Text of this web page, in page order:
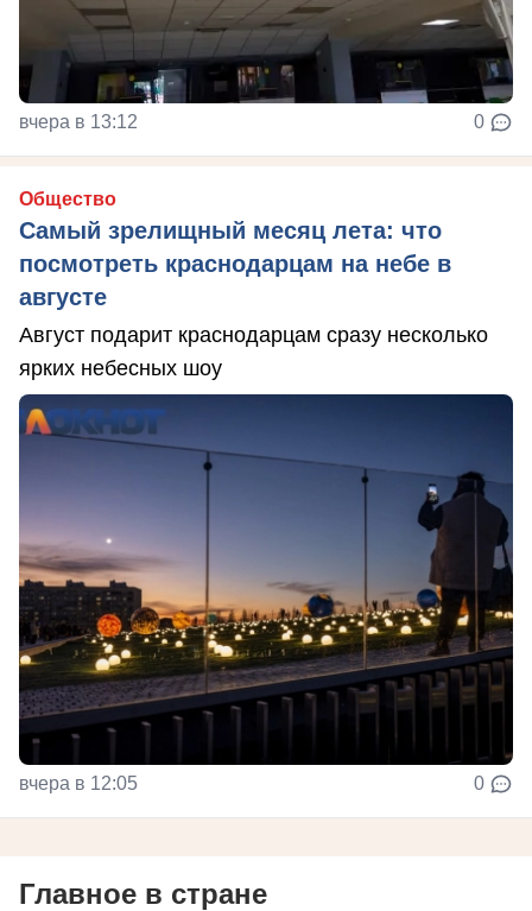
вчера в 13:12 0
Общество
Самый зрелищный месяц лета: что
посмотреть краснодарцам на небе в
августе
Август подарит краснодарцам сразу несколько
ярких небесных шоу
вчера в 12:05 0
Главное в стране